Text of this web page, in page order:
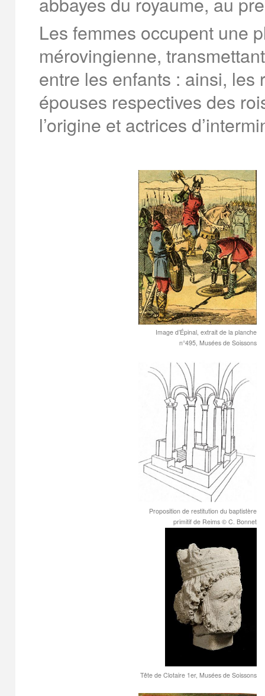
Les femmes occupent une
mérovingienne,
entre les enfants : ainsi,
épouses respectives des
l’origine et actrices
Image d’Épinal, extrait de la planche
n°495, Musées de Soissons
Proposition de restitution du baptistère
primitif de Reims © C. Bonnet
Tête de Clotaire 1er, Musées de Soissons